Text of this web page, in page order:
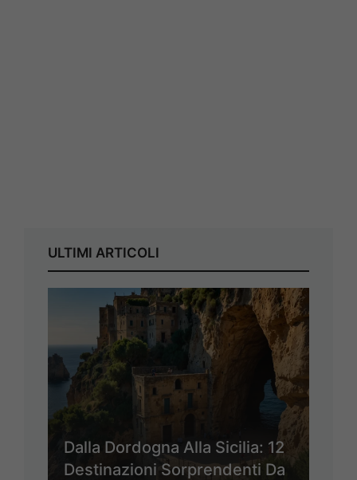
ULTIMI ARTICOLI
Dalla Dordogna Alla Sicilia: 12
Destinazioni Sorprendenti Da